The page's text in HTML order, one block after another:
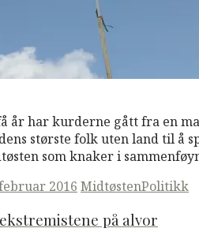
år har kurderne gått fra en
største folk uten land til å
som knaker i
2016 MidtøstenPolitikk
på alvor